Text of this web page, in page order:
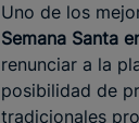
Uno de los
Semana Santa
renunciar a la
posibilidad de
tradicionales